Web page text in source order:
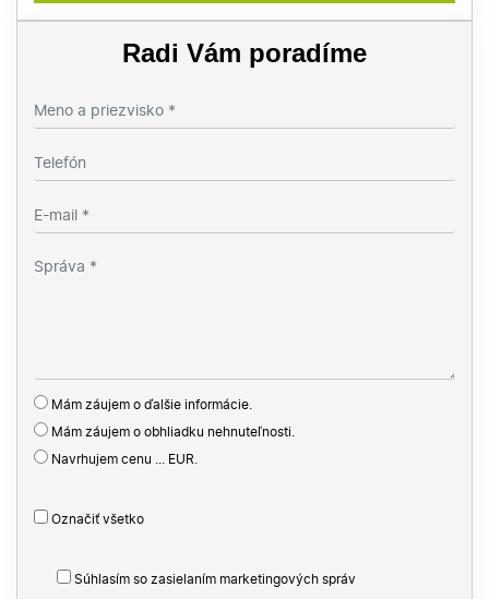
Radi Vám poradíme
Mám záujem o ďalšie informácie.
Mám záujem o obhliadku nehnuteľnosti.
Navrhujem cenu ... EUR.
Označiť všetko
Súhlasím so zasielaním marketingových správ